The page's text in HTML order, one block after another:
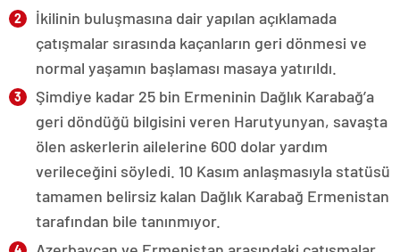
İkilinin buluşmasına dair yapılan açıklamada
çatışmalar sırasında kaçanların geri dönmesi ve
normal yaşamın başlaması masaya yatırıldı.
Şimdiye kadar 25 bin Ermeninin Dağlık Karabağ’a
geri döndüğü bilgisini veren Harutyunyan, savaşta
ölen askerlerin ailelerine 600 dolar yardım
verileceğini söyledi. 10 Kasım anlaşmasıyla statüsü
tamamen belirsiz kalan Dağlık Karabağ Ermenistan
tarafından bile tanınmıyor.